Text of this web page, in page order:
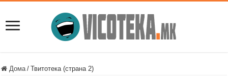
Дома / Твитотека (страна 2)